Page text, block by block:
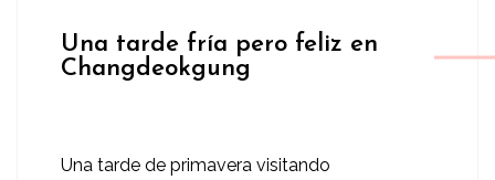
Una tarde fría pero feliz en
Changdeokgung
Una tarde de primavera visitando